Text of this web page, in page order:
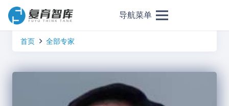
导航菜单
首页 全部专家